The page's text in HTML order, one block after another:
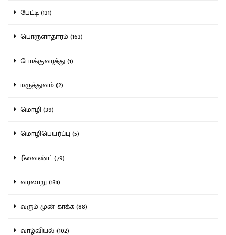
பேட்டி (131)
பொருளாதாரம் (163)
போக்குவரத்து (1)
மருத்துவம் (2)
மொழி (39)
மொழிபெயர்ப்பு (5)
ரீவைண்ட் (79)
வரலாறு (131)
வரும் முன் காக்க (88)
வாழ்வியல் (102)